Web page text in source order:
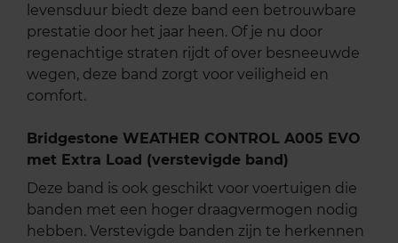
levensduur biedt deze band een betrouwbare
prestatie door het jaar heen. Of je nu door
regenachtige straten rijdt of over besneeuwde
wegen, deze band zorgt voor veiligheid en
comfort.
Bridgestone WEATHER CONTROL A005 EVO
met Extra Load (verstevigde band)
Deze band is ook geschikt voor voertuigen die
banden met een hoger draagvermogen nodig
hebben. Verstevigde banden zijn te herkennen